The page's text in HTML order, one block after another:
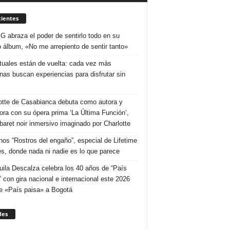
abraza el poder de sentirlo todo en su
álbum, «No me arrepiento de sentir tanto»
están de vuelta: cada vez más
buscan experiencias para disfrutar sin
de Casabianca debuta como autora y
con su ópera prima ‘La Última Función’,
noir inmersivo imaginado por Charlotte
“Rostros del engaño”, especial de Lifetime
donde nada ni nadie es lo que parece
Descalza celebra los 40 años de “País
con gira nacional e internacional este 2026
«País paisa» a Bogotá